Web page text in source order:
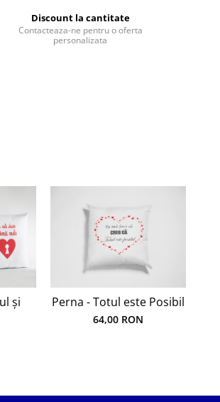
Discount la cantitate
Contacteaza-ne pentru o oferta
personalizata
și
Perna - Totul este Posibil
64,00 RON